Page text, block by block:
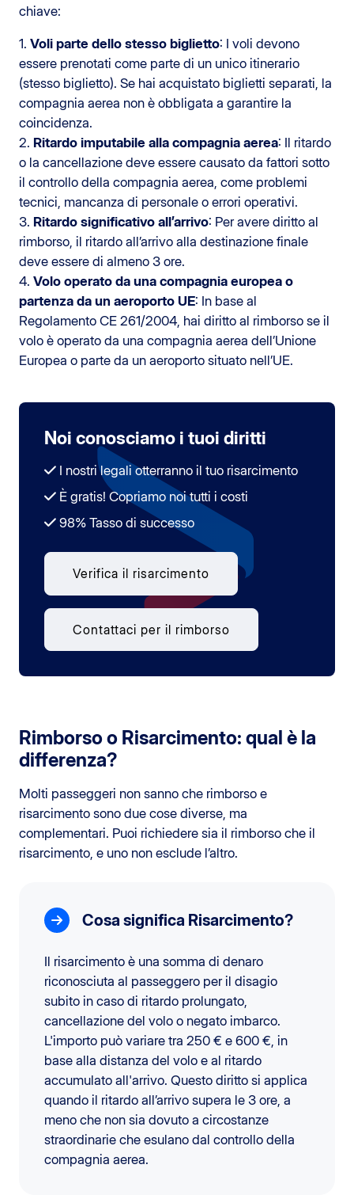
chiave:
1. Voli parte dello stesso biglietto: I voli devono
essere prenotati come parte di un unico itinerario
(stesso biglietto). Se hai acquistato biglietti separati, la
compagnia aerea non è obbligata a garantire la
coincidenza.
2. Ritardo imputabile alla compagnia aerea: Il ritardo
o la cancellazione deve essere causato da fattori sotto
il controllo della compagnia aerea, come problemi
tecnici, mancanza di personale o errori operativi.
3. Ritardo significativo all’arrivo: Per avere diritto al
rimborso, il ritardo all’arrivo alla destinazione finale
deve essere di almeno 3 ore.
4. Volo operato da una compagnia europea o
partenza da un aeroporto UE: In base al
Regolamento CE 261/2004, hai diritto al rimborso se il
volo è operato da una compagnia aerea dell’Unione
Europea o parte da un aeroporto situato nell’UE.
Noi conosciamo i tuoi diritti
I nostri legali otterranno il tuo risarcimento
È gratis! Copriamo noi tutti i costi
98% Tasso di successo
Verifica il risarcimento
Contattaci per il rimborso
Rimborso o Risarcimento: qual è la
differenza?
Molti passeggeri non sanno che rimborso e
risarcimento sono due cose diverse, ma
complementari. Puoi richiedere sia il rimborso che il
risarcimento, e uno non esclude l’altro.
Cosa significa Risarcimento?
Il risarcimento è una somma di denaro
riconosciuta al passeggero per il disagio
subito in caso di ritardo prolungato,
cancellazione del volo o negato imbarco.
L'importo può variare tra 250 € e 600 €, in
base alla distanza del volo e al ritardo
accumulato all'arrivo. Questo diritto si applica
quando il ritardo all’arrivo supera le 3 ore, a
meno che non sia dovuto a circostanze
straordinarie che esulano dal controllo della
compagnia aerea.